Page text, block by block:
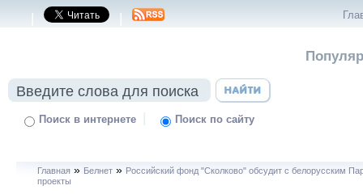
| |
Поиск в интернете | Поиск по сайту
Главная » Белнет » Российский фонд "Сколково" обсудит с белорусским
проекты